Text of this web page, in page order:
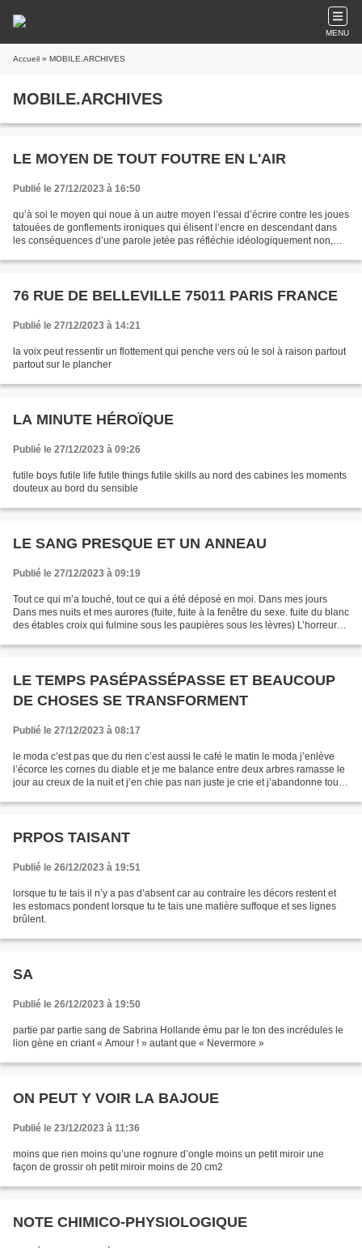
MENU
Accueil » MOBILE.ARCHIVES
MOBILE.ARCHIVES
LE MOYEN DE TOUT FOUTRE EN L'AIR
Publié le 27/12/2023 à 16:50
qu’à soi le moyen qui noue à un autre moyen l’essai d’écrire contre les joues
tatouées de gonflements ironiques qui élisent l’encre en descendant dans
les conséquences d’une parole jetée pas réfléchie idéologiquement non,
76 RUE DE BELLEVILLE 75011 PARIS FRANCE
Publié le 27/12/2023 à 14:21
la voix peut ressentir un flottement qui penche vers où le sol à raison partout
partout sur le plancher
LA MINUTE HÉROÏQUE
Publié le 27/12/2023 à 09:26
futile boys futile life futile things futile skills au nord des cabines les moments
douteux au bord du sensible
LE SANG PRESQUE ET UN ANNEAU
Publié le 27/12/2023 à 09:19
Tout ce qui m’a touché, tout ce qui a été déposé en moi. Dans mes jours
Dans mes nuits et mes aurores (fuite, fuite à la fenêtre du sexe. fuite du blanc
des étables croix qui fulmine sous les paupières sous les lèvres) L’horreur
LE TEMPS PASÉPASSÉPASSE ET BEAUCOUP
DE CHOSES SE TRANSFORMENT
Publié le 27/12/2023 à 08:17
le moda c’est pas que du rien c’est aussi le café le matin le moda j’enlève
l’écorce les cornes du diable et je me balance entre deux arbres ramasse le
jour au creux de la nuit et j’en chie pas nan juste je crie et j’abandonne toute
PRPOS TAISANT
Publié le 26/12/2023 à 19:51
lorsque tu te tais il n’y a pas d’absent car au contraire les décors restent et
les estomacs pondent lorsque tu te tais une matière suffoque et ses lignes
brûlent.
SA
Publié le 26/12/2023 à 19:50
partie par partie sang de Sabrina Hollande ému par le ton des incrédules le
lion gène en criant « Amour ! » autant que « Nevermore »
ON PEUT Y VOIR LA BAJOUE
Publié le 23/12/2023 à 11:36
moins que rien moins qu’une rognure d’ongle moins un petit miroir une
façon de grossir oh petit miroir moins de 20 cm2
NOTE CHIMICO-PHYSIOLOGIQUE